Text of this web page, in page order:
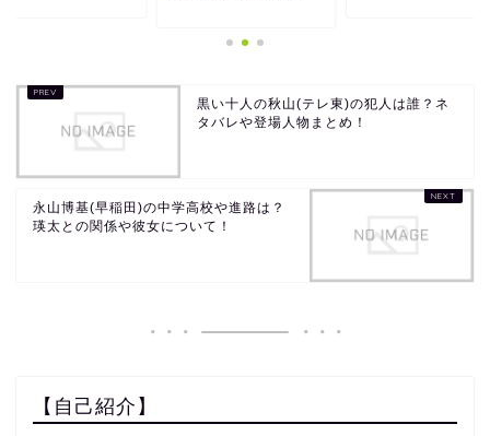
黒い十人の秋山(テレ東)の犯人は誰？ネ
タバレや登場人物まとめ！
永山博基(早稲田)の中学高校や進路は？
瑛太との関係や彼女について！
【自己紹介】